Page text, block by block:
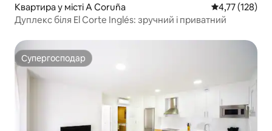
Квартира у місті A Coruña Середня
4,77 (128)
Дуплекс біля El Corte Inglés: зручний і приватний
Супергосподар
Супергосподар